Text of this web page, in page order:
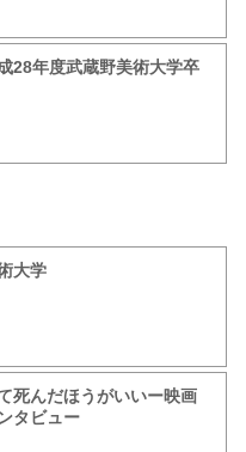
28年度武蔵野美術大学卒
大学
死んだほうがいいー映画
タビュー